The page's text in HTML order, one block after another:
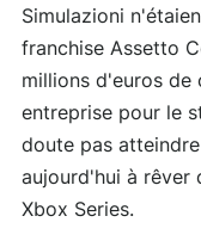
Simulazioni
franchise Assetto
millions d'euros de
entreprise pour le
doute pas
aujourd'hui à rêver
Xbox Series.